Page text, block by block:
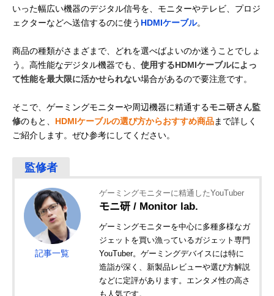
いった幅広い機器のデジタル信号を、モニターやテレビ、プロジ
ェクターなどへ送信するのに使う HDMIケーブル。
商品の種類がさまざまで、どれを選べばよいのか迷うことでしょ
う。高性能なデジタル機器でも、 使用するHDMIケーブルによっ
て性能を最大限に活かせられない場合があるので要注意です。
そこで、ゲーミングモニターや周辺機器に精通するモニ研さん監
修のもと、 HDMIケーブルの選び方からおすすめ商品まで詳しく
ご紹介します。ぜひ参考にしてください。
記事一覧
ゲーミングモニターに精通したYouTuber
モニ研 / Monitor lab.
ゲーミングモニターを中心に多種多様なガ
ジェットを買い漁っているガジェット専門
YouTuber。ゲーミングデバイスには特に
造詣が深く、新製品レビューや選び方解説
などに定評があります。エンタメ性の高さ
も人気です。